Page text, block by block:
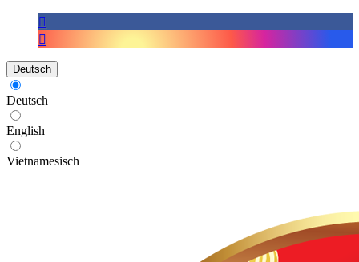
Deutsch
Deutsch
English
Vietnamesisch